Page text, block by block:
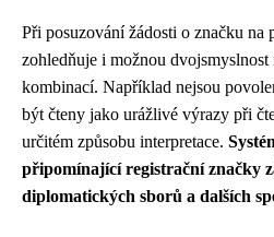
Při posuzování žádosti o značku na
zohledňuje i možnou
kombinací. Například nejsou
být čteny jako urážlivé výrazy při
určitém způsobu interpretace.
připomínající registrační značky
diplomatických sborů a dalších